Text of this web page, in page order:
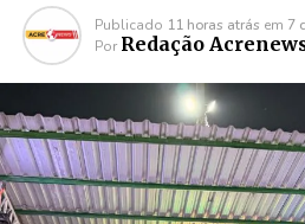
Publicado 11 horas atrás em 7
Por Redação